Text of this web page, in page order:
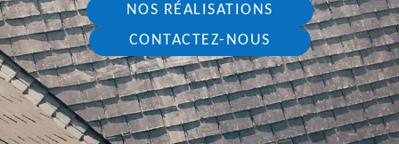
NOS RÉALISATIONS
CONTACTEZ-NOUS